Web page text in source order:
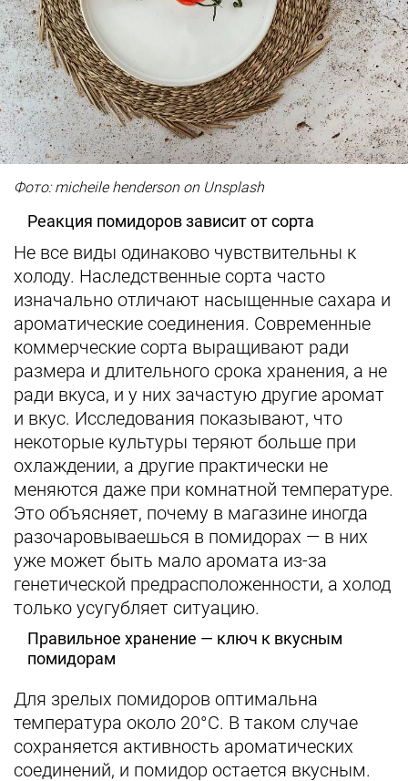
Фото предоставлены заведением
Фото: micheile henderson on Unsplash
Реакция помидоров зависит от сорта
Не все виды одинаково чувствительны к
холоду. Наследственные сорта часто
изначально отличают насыщенные сахара и
ароматические соединения. Современные
коммерческие сорта выращивают ради
размера и длительного срока хранения, а не
ради вкуса, и у них зачастую другие аромат
и вкус. Исследования показывают, что
некоторые культуры теряют больше при
охлаждении, а другие практически не
меняются даже при комнатной температуре.
Это объясняет, почему в магазине иногда
разочаровываешься в помидорах — в них
уже может быть мало аромата из-за
генетической предрасположенности, а холод
только усугубляет ситуацию.
Правильное хранение — ключ к вкусным
помидорам
Для зрелых помидоров оптимальна
температура около 20°C. В таком случае
сохраняется активность ароматических
соединений, и помидор остается вкусным.